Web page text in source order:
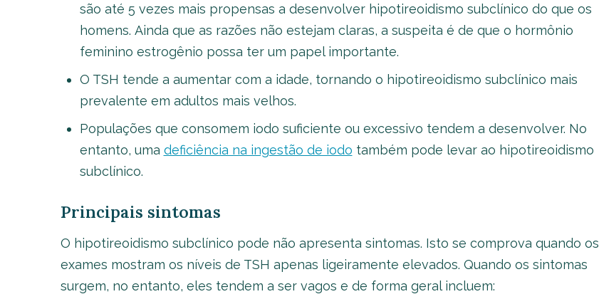
são até 5 vezes mais propensas a desenvolver hipotireoidismo subclínico do que os
homens. Ainda que as razões não estejam claras, a suspeita é de que o hormônio
feminino estrogênio possa ter um papel importante.
O TSH tende a aumentar com a idade, tornando o hipotireoidismo subclínico mais
prevalente em adultos mais velhos.
Populações que consomem iodo suficiente ou excessivo tendem a desenvolver. No
entanto, uma deficiência na ingestão de iodo também pode levar ao hipotireoidismo
subclínico.
Principais sintomas
O hipotireoidismo subclínico pode não apresenta sintomas. Isto se comprova quando os
exames mostram os níveis de TSH apenas ligeiramente elevados. Quando os sintomas
surgem, no entanto, eles tendem a ser vagos e de forma geral incluem: